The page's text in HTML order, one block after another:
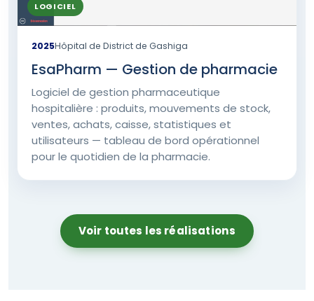
LOGICIEL
2025Hôpital de District de Gashiga
EsaPharm — Gestion de pharmacie
Logiciel de gestion pharmaceutique
hospitalière : produits, mouvements de stock,
ventes, achats, caisse, statistiques et
utilisateurs — tableau de bord opérationnel
pour le quotidien de la pharmacie.
Voir toutes les réalisations